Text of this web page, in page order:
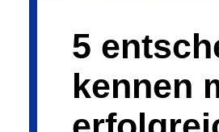
5
kennen